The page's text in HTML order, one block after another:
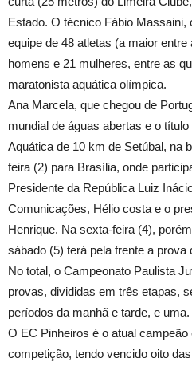
Estado. O técnico Fábio Massaini,
equipe de 48 atletas (a maior
homens e 21 mulheres, entre as
maratonista aquática olímpica.
Ana Marcela, que chegou de
mundial de águas abertas e o
Aquática de 10 km de Setúbal, na
feira (2) para Brasília, onde
Presidente da República Luiz
Comunicações, Hélio costa e o
Henrique. Na sexta-feira (4),
sábado (5) terá pela frente a
No total, o Campeonato Paulista
provas, divididas em três etapas,
períodos da manhã e tarde, e
O EC Pinheiros é o atual campeão
competição, tendo vencido oito